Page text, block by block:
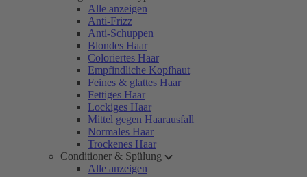
Alle anzeigen
Anti-Frizz
Anti-Schuppen
Blondes Haar
Coloriertes Haar
Empfindliche Kopfhaut
Feines & glattes Haar
Fettiges Haar
Lockiges Haar
Mittel gegen Haarausfall
Normales Haar
Trockenes Haar
Conditioner & Spülung
Alle anzeigen